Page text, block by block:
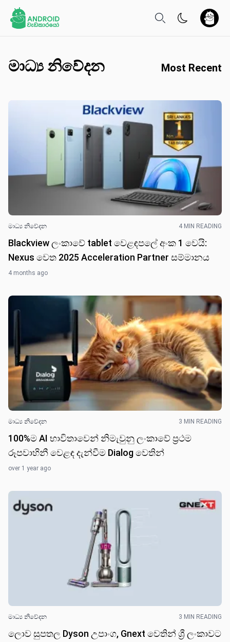
මාධ්‍ය නිවේද​න Most Recent
මාධ්‍ය නිවේද​න 4 MIN READING
Blackview ලංකාවේ tablet වෙළඳප​ලේ අංක 1 වෙයි:
Nexus වෙත 2025 Acceleration Partner සම්මානය
4 months ago
මාධ්‍ය නිවේද​න 3 MIN READING
100%​ම AI භාවිතාවෙන් නිමැවුනු ලංකාවේ ප්‍රථම
රූපවාහිනී වෙළඳ දැන්වීම Dialog වෙති​න්
over 1 year ago
මාධ්‍ය නිවේද​න 3 MIN READING
ලොව සුපතල Dyson උපාංග, Gnext වෙති​න් ශ්‍රී ලංකාවට